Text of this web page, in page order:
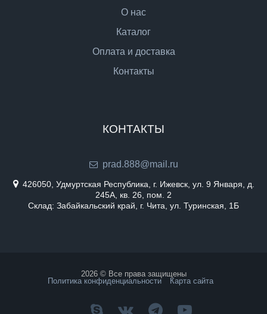
О нас
Каталог
Оплата и доставка
Контакты
КОНТАКТЫ
prad.888@mail.ru
426050, Удмуртская Республика, г. Ижевск, ул. 9 Января, д.
245А, кв. 26, пом. 2
Склад: Забайкальский край, г. Чита, ул. Туринская, 1Б
2026 © Все права защищены
Политика конфиденциальности
Карта сайта